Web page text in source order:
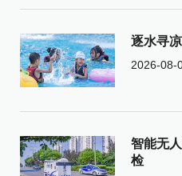
逐水寻
2026-08-
智能无
检